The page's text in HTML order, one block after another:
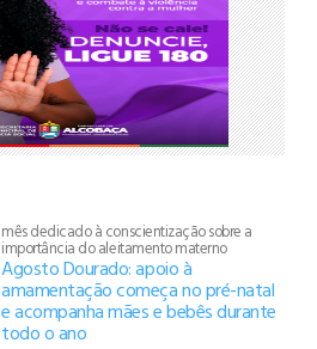
mês dedicado à conscientização sobre a
importância do aleitamento materno
Agosto Dourado: apoio à
amamentação começa no pré-natal
e acompanha mães e bebês durante
todo o ano